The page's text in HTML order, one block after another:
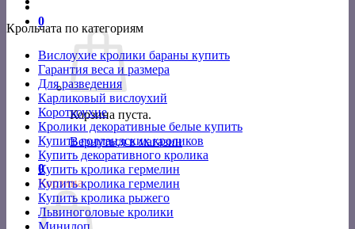
0
Корзина пуста.
Вернуться в магазин
0
Корзина
Крольчата по категориям
Вислоухие кролики бараны купить
Гарантия веса и размера
Для разведения
Карликовый вислоухий
Короткоухие
Кролики декоративные белые купить
Купить голландских кроликов
Купить декоративного кролика
Купить кролика гермелин
Купить кролика гермелин
Купить кролика рыжего
Львиноголовые кролики
Минилоп